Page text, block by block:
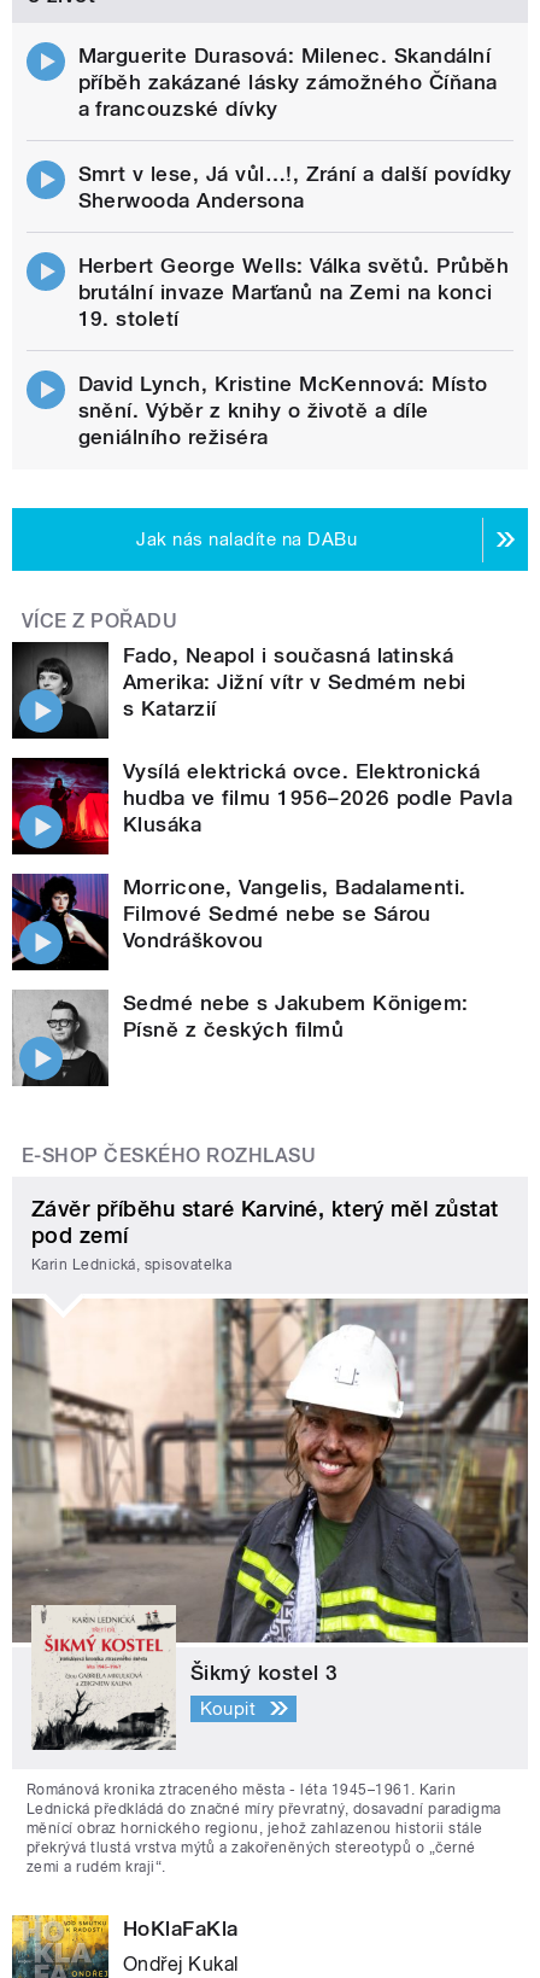
Marguerite Durasová: Milenec. Skandální
příběh zakázané lásky zámožného Číňana
a francouzské dívky
Smrt v lese, Já vůl…!, Zrání a další povídky
Sherwooda Andersona
Herbert George Wells: Válka světů. Průběh
brutální invaze Marťanů na Zemi na konci
19. století
David Lynch, Kristine McKennová: Místo
snění. Výběr z knihy o životě a díle
geniálního režiséra
Jak nás naladíte na DABu
VÍCE Z POŘADU
Fado, Neapol i současná latinská
Amerika: Jižní vítr v Sedmém nebi
s Katarzií
Vysílá elektrická ovce. Elektronická
hudba ve filmu 1956–2026 podle Pavla
Klusáka
Morricone, Vangelis, Badalamenti.
Filmové Sedmé nebe se Sárou
Vondráškovou
Sedmé nebe s Jakubem Königem:
Písně z českých filmů
E-SHOP ČESKÉHO ROZHLASU
Závěr příběhu staré Karviné, který měl zůstat
pod zemí
Karin Lednická, spisovatelka
Šikmý kostel 3
Koupit
Románová kronika ztraceného města - léta 1945–1961. Karin
Lednická předkládá do značné míry převratný, dosavadní paradigma
měnící obraz hornického regionu, jehož zahlazenou historii stále
překrývá tlustá vrstva mýtů a zakořeněných stereotypů o „černé
zemi a rudém kraji“.
HoKlaFaKla
Ondřej Kukal